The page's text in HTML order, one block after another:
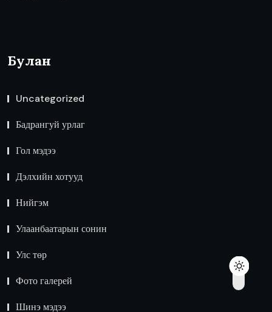
Булан
Uncategorized
Бадрангуй урлаг
Гол мэдээ
Дэлхийн хотууд
Нийгэм
Улаанбаатарын сонин
Улс төр
Фото галерей
Шинэ мэдээ